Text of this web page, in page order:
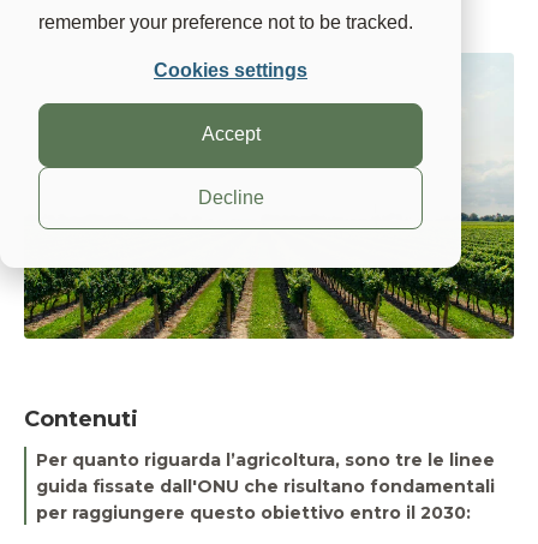
remember your preference not to be tracked.
Cookies settings
Accept
Decline
Contenuti
Per quanto riguarda l’agricoltura, sono tre le linee
guida fissate dall'ONU che risultano fondamentali
per raggiungere questo obiettivo entro il 2030: